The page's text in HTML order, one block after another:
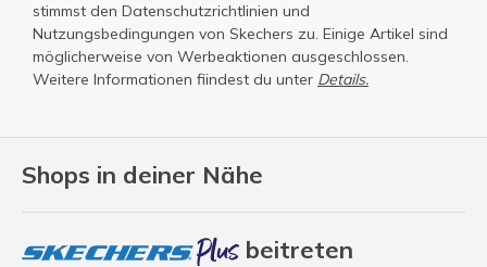
Shops in deiner Nähe
beitreten
stimmst den Datenschutzrichtlinien und
Nutzungsbedingungen von Skechers zu. Einige Artikel sind
möglicherweise von Werbeaktionen ausgeschlossen.
Weitere Informationen fiindest du unter Details.